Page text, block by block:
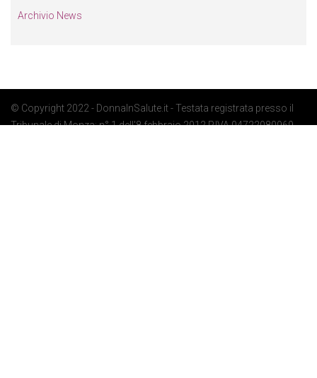
Archivio News
© Copyright 2022 - DonnaInSalute.it - Testata registrata presso il
Tribunale di Monza: n° 1 dell'8 febbraio 2012 P.IVA 04722080969 -